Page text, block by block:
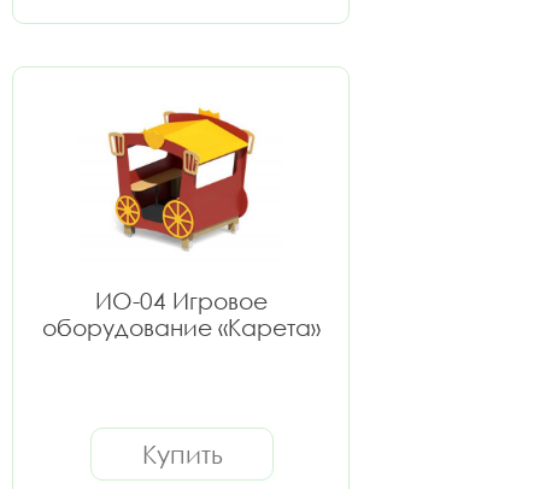
ИО-04 Игровое
оборудование «Карета»
Купить